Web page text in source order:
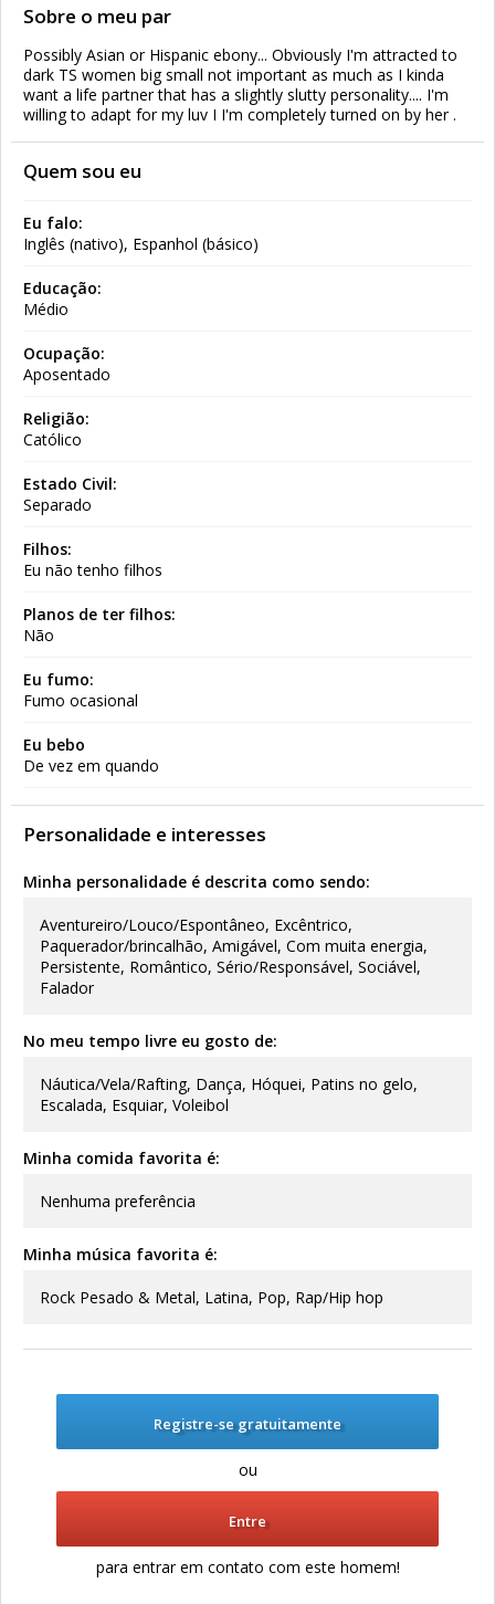
Sobre o meu par
Possibly Asian or Hispanic ebony... Obviously I'm attracted to
dark TS women big small not important as much as I kinda
want a life partner that has a slightly slutty personality.... I'm
willing to adapt for my luv I I'm completely turned on by her .
Quem sou eu
Eu falo:
Inglês (nativo), Espanhol (básico)
Educação:
Médio
Ocupação:
Aposentado
Religião:
Católico
Estado Civil:
Separado
Filhos:
Eu não tenho filhos
Planos de ter filhos:
Não
Eu fumo:
Fumo ocasional
Eu bebo
De vez em quando
Personalidade e interesses
Minha personalidade é descrita como sendo:
Aventureiro/Louco/Espontâneo, Excêntrico,
Paquerador/brincalhão, Amigável, Com muita energia,
Persistente, Romântico, Sério/Responsável, Sociável,
Falador
No meu tempo livre eu gosto de:
Náutica/Vela/Rafting, Dança, Hóquei, Patins no gelo,
Escalada, Esquiar, Voleibol
Minha comida favorita é:
Nenhuma preferência
Minha música favorita é:
Rock Pesado & Metal, Latina, Pop, Rap/Hip hop
Registre-se gratuitamente
ou
Entre
para entrar em contato com este homem!